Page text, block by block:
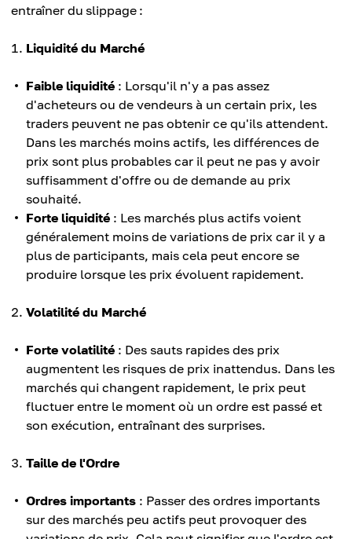
entraîner du slippage :
Liquidité du Marché
Faible liquidité : Lorsqu'il n'y a pas assez
d'acheteurs ou de vendeurs à un certain prix, les
traders peuvent ne pas obtenir ce qu'ils attendent.
Dans les marchés moins actifs, les différences de
prix sont plus probables car il peut ne pas y avoir
suffisamment d'offre ou de demande au prix
souhaité.
Forte liquidité : Les marchés plus actifs voient
généralement moins de variations de prix car il y a
plus de participants, mais cela peut encore se
produire lorsque les prix évoluent rapidement.
Volatilité du Marché
Forte volatilité : Des sauts rapides des prix
augmentent les risques de prix inattendus. Dans les
marchés qui changent rapidement, le prix peut
fluctuer entre le moment où un ordre est passé et
son exécution, entraînant des surprises.
Taille de l'Ordre
Ordres importants : Passer des ordres importants
sur des marchés peu actifs peut provoquer des